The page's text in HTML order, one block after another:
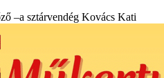
–a sztárvendég Kovács Kati